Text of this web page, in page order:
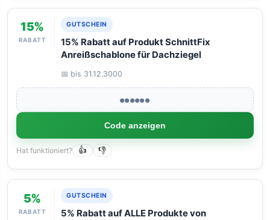
15%
RABATT
GUTSCHEIN
15% Rabatt auf Produkt SchnittFix
Anreißschablone für Dachziegel
📅 bis 31.12.3000
●●●●●●
Code anzeigen
Hat funktioniert? 👍 👎
5%
RABATT
GUTSCHEIN
5% Rabatt auf ALLE Produkte von